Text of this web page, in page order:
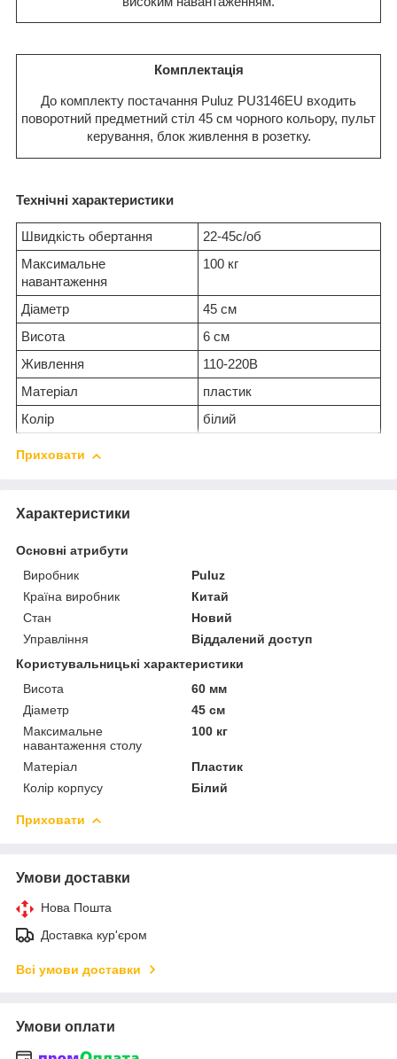
Комплектація
До комплекту постачання Puluz PU3146EU входить
поворотний предметний стіл 45 см чорного кольору, пульт
керування, блок живлення в розетку.
Технічні характеристики
Швидкість обертання
22-45с/об
Максимальне
навантаження
100 кг
Діаметр
45 см
Висота
6 см
Живлення
110-220В
Матеріал
пластик
Колір
білий
Приховати
Характеристики
Основні атрибути
Виробник
Puluz
Країна виробник
Китай
Стан
Новий
Управління
Віддалений доступ
Користувальницькі характеристики
Висота
60 мм
Діаметр
45 см
Максимальне
навантаження столу
100 кг
Матеріал
Пластик
Колір корпусу
Білий
Приховати
Умови доставки
Нова Пошта
Доставка кур'єром
Всі умови доставки
Умови оплати